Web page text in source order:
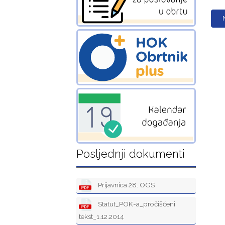
Posljednji dokumenti
Prijavnica 28. OGS
Statut_POK-a_pročišćeni
tekst_1.12.2014